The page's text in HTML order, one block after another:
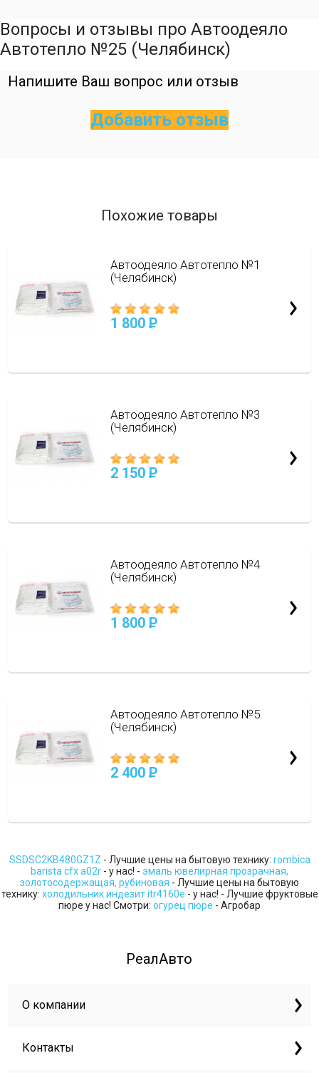
Вопросы и отзывы про Автоодеяло
Автотепло №25 (Челябинск)
Напишите Ваш вопрос или отзыв
Добавить отзыв
Похожие товары
Автоодеяло Автотепло №1
(Челябинск)
1 800 P
Автоодеяло Автотепло №3
(Челябинск)
2 150 P
Автоодеяло Автотепло №4
(Челябинск)
1 800 P
Автоодеяло Автотепло №5
(Челябинск)
2 400 P
SSDSC2KB480GZ1Z - Лучшие цены на бытовую технику: rombica
barista cfx a02r - у нас! - эмаль ювелирная прозрачная,
золотосодержащая, рубиновая - Лучшие цены на бытовую
технику: холодильник индезит itr4160e - у нас! - Лучшие фруктовые
пюре у нас! Смотри: огурец пюре - Агробар
РеалАвто
О компании
Контакты